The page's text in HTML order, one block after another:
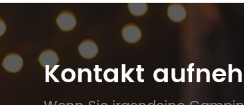
Kontakt